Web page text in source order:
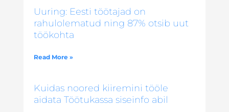
Uuring: Eesti töötajad on
rahulolematud ning 87% otsib uut
töökohta
Read More »
Kuidas noored kiiremini tööle
aidata Töötukassa siseinfo abil